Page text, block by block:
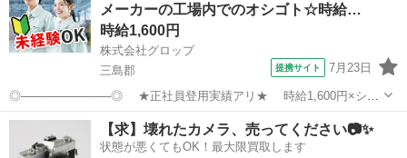
メーカーの工場内でのオシゴト☆時給…
時給1,600円
株式会社グロップ
三島郡
提携サイト 7月23日
◎───────────◎ ★正社員登用実績アリ★ 時給1,600円×シフ
ト制 ◎───────────◎ 大手飲料メーカーの工場内で カウンターリ
フトを用いた運搬、梱包作業をお任せします♪ ◆仕事内容 （雇入れ直
後）...
大阪 三島郡 仕分け
【求】壊れたカメラ、売ってください📷✨
状態が悪くてもOK！最大限買取します